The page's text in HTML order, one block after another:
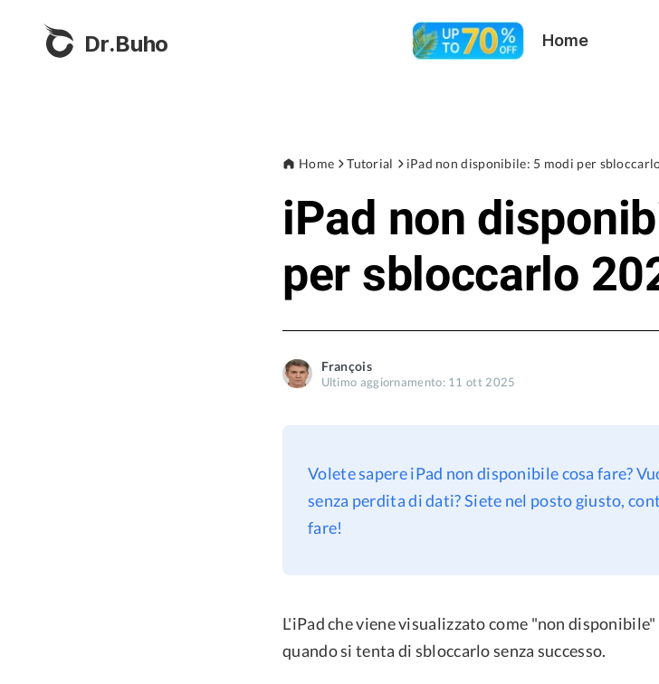
Dr.Buho Home
Home Tutorial iPad non disponibile: 5 modi per
iPad non
per sbloccarlo
François
Ultimo aggiornamento: 11 ott 2025
Volete sapere iPad non disponibile cosa fare?
senza perdita di dati? Siete nel posto giusto,
fare!
L'iPad che viene visualizzato come "non
quando si tenta di sbloccarlo senza successo.